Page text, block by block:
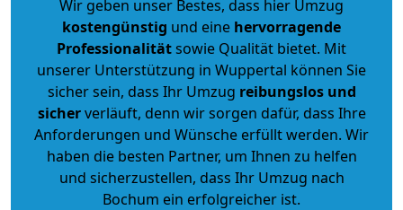
Wir geben unser Bestes, dass hier Umzug
kostengünstig und eine hervorragende
Professionalitätsowie Qualität bietet. Mit
unserer Unterstützung in Wuppertal können Sie
sicher sein, dass Ihr Umzug reibungslos und
sicherverläuft, denn wir sorgen dafür, dass Ihre
Anforderungen und Wünsche erfüllt werden. Wir
haben die besten Partner, um Ihnen zu helfen
und sicherzustellen, dass Ihr Umzug nach
Bochum ein erfolgreicher ist.